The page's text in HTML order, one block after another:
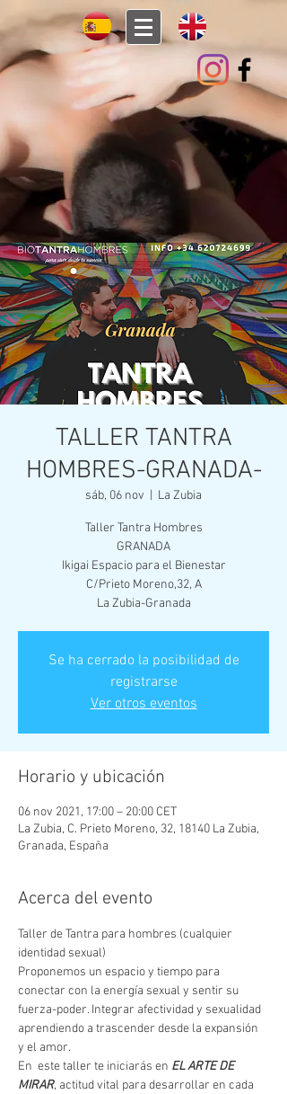
TALLER TANTRA
HOMBRES-GRANADA-
sáb, 06 nov La Zubia
Taller Tantra Hombres
GRANADA
Ikigai Espacio para el Bienestar
C/Prieto Moreno,32, A
Se ha cerrado la posibilidad de
registrarse
Ver otros eventos
Horario y ubicación
06 nov 2021, 17:00 – 20:00 CET
La Zubia, C. Prieto Moreno, 32, 18140 La Zubia,
Granada, España
Acerca del evento
Taller de Tantra para hombres (cualquier
identidad sexual)
Proponemos un espacio y tiempo para
conectar con la energía sexual y sentir su
fuerza-poder. Integrar afectividad y sexualidad
aprendiendo a trascender desde la expansión
y el amor.
En  este taller te iniciarás en EL ARTE DE
MIRAR, actitud vital para desarrollar en cada